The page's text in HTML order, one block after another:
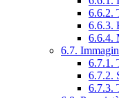
6.6.2.
6.6.3.
6.6.4.
6.7.
6.7.1.
6.7.2.
6.7.3.